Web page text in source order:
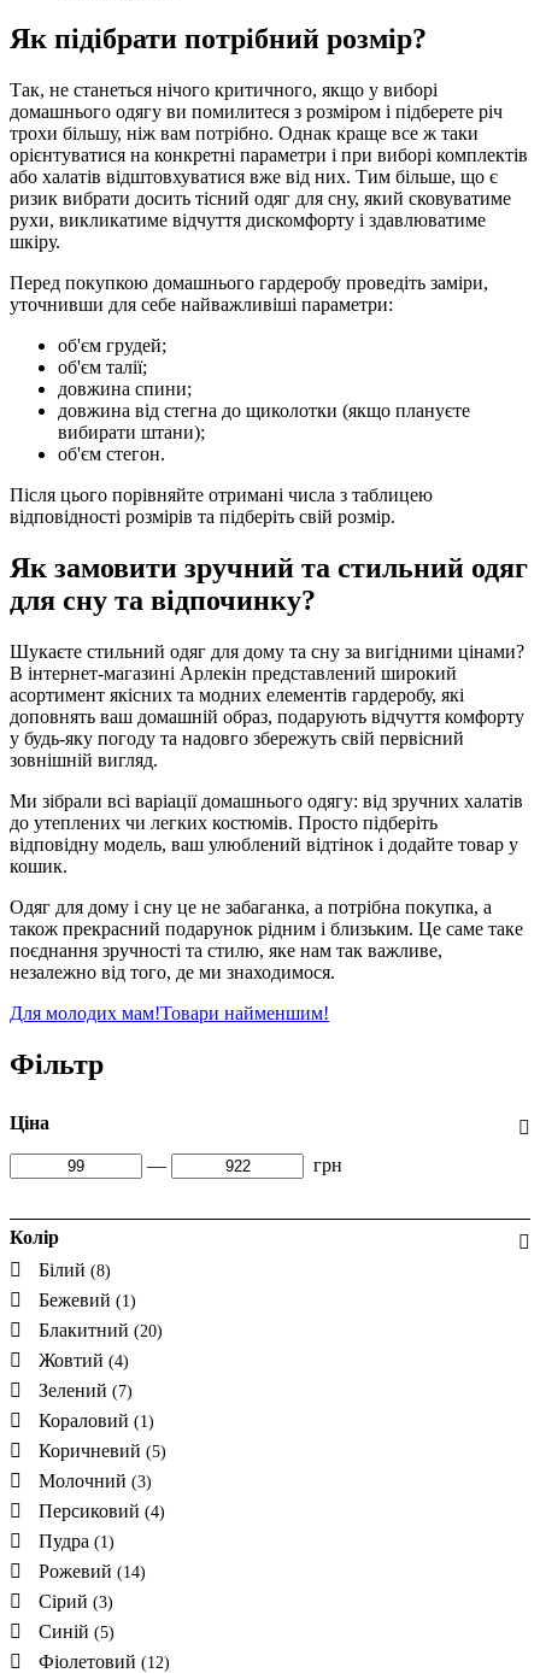
Як підібрати потрібний розмір?
Так, не станеться нічого критичного, якщо у виборі
домашнього одягу ви помилитеся з розміром і підберете річ
трохи більшу, ніж вам потрібно. Однак краще все ж таки
орієнтуватися на конкретні параметри і при виборі комплектів
або халатів відштовхуватися вже від них. Тим більше, що є
ризик вибрати досить тісний одяг для сну, який сковуватиме
рухи, викликатиме відчуття дискомфорту і здавлюватиме
шкіру.
Перед покупкою домашнього гардеробу проведіть заміри,
уточнивши для себе найважливіші параметри:
об'єм грудей;
об'єм талії;
довжина спини;
довжина від стегна до щиколотки (якщо плануєте
вибирати штани);
об'єм стегон.
Після цього порівняйте отримані числа з таблицею
відповідності розмірів та підберіть свій розмір.
Як замовити зручний та стильний одяг
для сну та відпочинку?
Шукаєте стильний одяг для дому та сну за вигідними цінами?
В інтернет-магазині Арлекін представлений широкий
асортимент якісних та модних елементів гардеробу, які
доповнять ваш домашній образ, подарують відчуття комфорту
у будь-яку погоду та надовго збережуть свій первісний
зовнішній вигляд.
Ми зібрали всі варіації домашнього одягу: від зручних халатів
до утеплених чи легких костюмів. Просто підберіть
відповідну модель, ваш улюблений відтінок і додайте товар у
кошик.
Одяг для дому і сну це не забаганка, а потрібна покупка, а
також прекрасний подарунок рідним і близьким. Це саме таке
поєднання зручності та стилю, яке нам так важливе,
незалежно від того, де ми знаходимося.
Для молодих мам!Товари найменшим!
Фільтр
Ціна
— грн
Колір
Білий (8)
Бежевий (1)
Блакитний (20)
Жовтий (4)
Зелений (7)
Кораловий (1)
Коричневий (5)
Молочний (3)
Персиковий (4)
Пудра (1)
Рожевий (14)
Сірий (3)
Синій (5)
Фіолетовий (12)